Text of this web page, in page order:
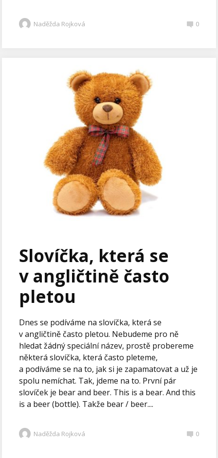
Naděžda Rojková 0
Slovíčka, která se
v angličtině často
pletou
Dnes se podíváme na slovíčka, která se
v angličtině často pletou. Nebudeme pro ně
hledat žádný speciální název, prostě probereme
některá slovíčka, která často pleteme,
a podíváme se na to, jak si je zapamatovat a už je
spolu nemíchat. Tak, jdeme na to. První pár
slovíček je bear and beer. This is a bear. And this
is a beer (bottle). Takže bear / beer....
Naděžda Rojková 0